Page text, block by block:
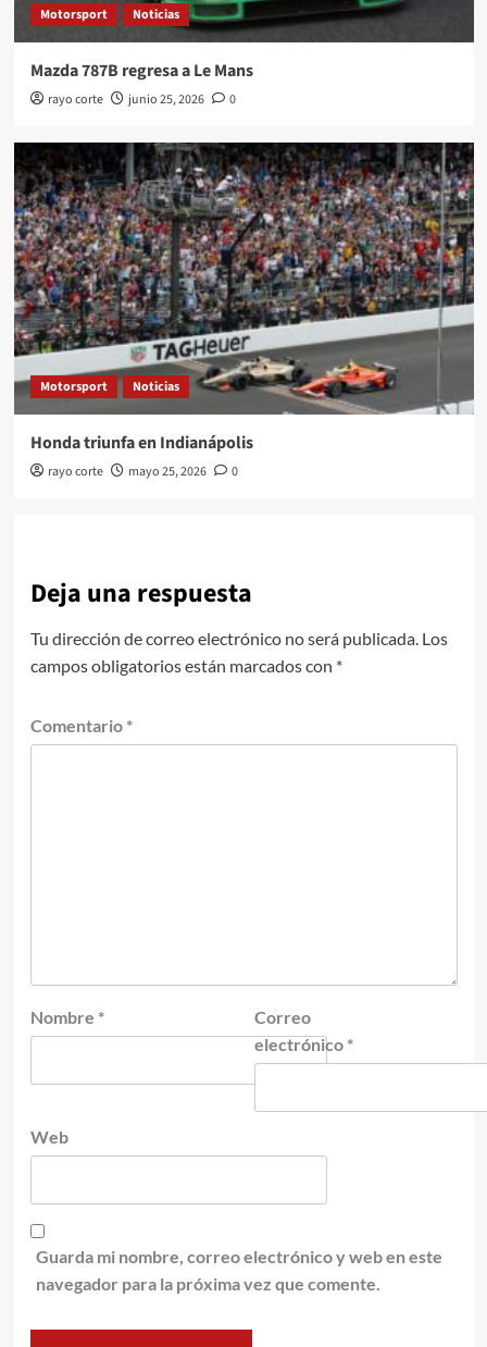
Motorsport Noticias
Mazda 787B regresa a Le Mans
rayo corte junio 25, 2026 0
Motorsport Noticias
Honda triunfa en Indianápolis
rayo corte mayo 25, 2026 0
Deja una respuesta
Tu dirección de correo electrónico no será publicada. Los
campos obligatorios están marcados con *
Comentario *
Nombre *
Correo
electrónico *
Web
Guarda mi nombre, correo electrónico y web en este
navegador para la próxima vez que comente.